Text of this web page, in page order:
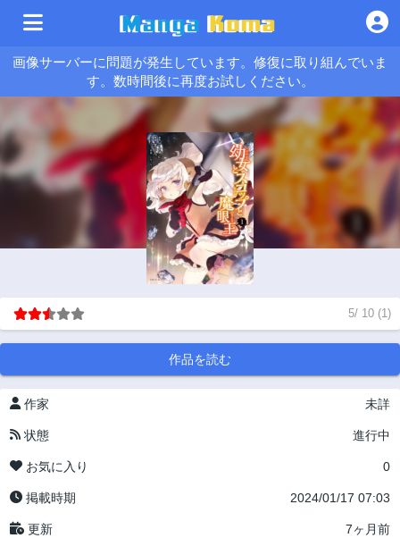
画像サーバーに問題が発生しています。修復に取り組んでいま
す。数時間後に再度お試しください。
5/ 10 (1)
作品を読む
作家 未詳
状態 進行中
お気に入り 0
掲載時期 2024/01/17 07:03
更新 7ヶ月前